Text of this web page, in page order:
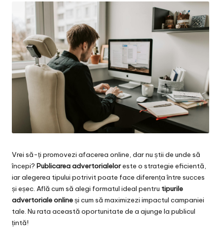
Vrei să-ți promovezi afacerea online, dar nu știi de unde să
începi? Publicarea advertorialeloreste o strategie eficientă,
iar alegerea tipului potrivit poate face diferența între succes
și eșec. Află cum să alegi formatul ideal pentru tipurile
advertoriale onlineși cum să maximizezi impactul campaniei
tale. Nu rata această oportunitate de a ajunge la publicul
țintă!